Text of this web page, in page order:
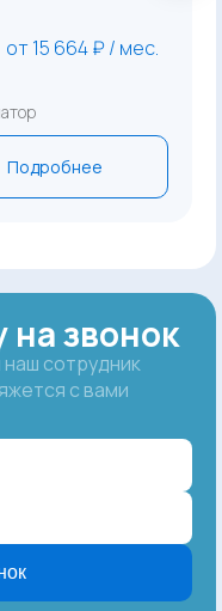
от 15 664 ₽ / мес.
Подробнее
на звонок
сотрудник
с вами